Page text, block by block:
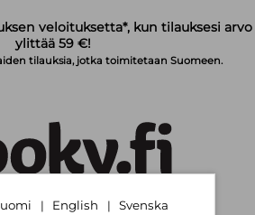
veloituksetta*, kun tilauksesi arvo
ylittää 59 €!
tilauksia, jotka toimitetaan Suomeen.
| English | Svenska